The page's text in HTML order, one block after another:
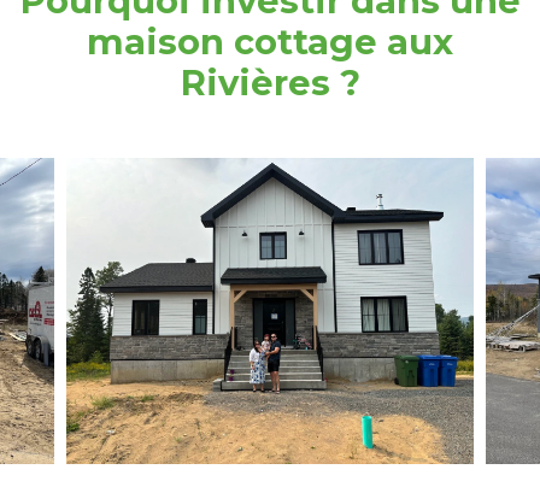
maison cottage aux
Rivières ?